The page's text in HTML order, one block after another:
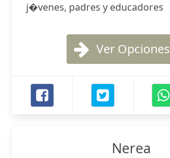
j�venes, padres y educadores
Ver Opciones
Nerea